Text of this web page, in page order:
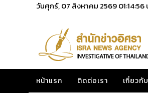
วันศุกร์, 07 สิงหาคม 256901:14:58
หน้าแรก ติดต่อเรา เกี่ยวกั